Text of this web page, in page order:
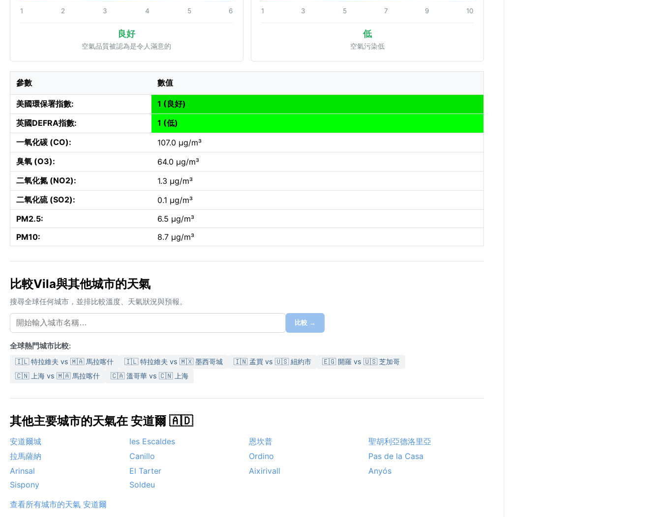
1 2 3 4 5 6
良好
空氣品質被認為是令人滿意的
1 3 5 7 9 10
低
空氣污染低
參數 數值
美國環保署指數:
1 (良好)
英國DEFRA指數:
1 (低)
一氧化碳 (CO):
107.0 µg/m³
臭氧 (O3):
64.0 µg/m³
二氧化氮 (NO2):
1.3 µg/m³
二氧化硫 (SO2):
0.1 µg/m³
PM2.5:
6.5 µg/m³
PM10:
8.7 µg/m³
比較Vila與其他城市的天氣
搜尋全球任何城市，並排比較溫度、天氣狀況與預報。
比較 →
全球熱門城市比較:
🇮🇱 特拉維夫 vs 🇲🇦 馬拉喀什 🇮🇱 特拉維夫 vs 🇲🇽 墨西哥城 🇮🇳 孟買 vs 🇺🇸 紐約市
🇪🇬 開羅 vs 🇺🇸 芝加哥
🇨🇳 上海 vs 🇲🇦 馬拉喀什
🇨🇦 溫哥華 vs 🇨🇳 上海
其他主要城市的天氣在 安道爾 🇦🇩
安道爾城 les Escaldes 恩坎普
聖胡利亞德洛里亞
拉馬薩納
Canillo Ordino
Pas de la Casa
Arinsal
El Tarter Aixirivall
Anyós
Sispony
Soldeu
查看所有城市的天氣 安道爾